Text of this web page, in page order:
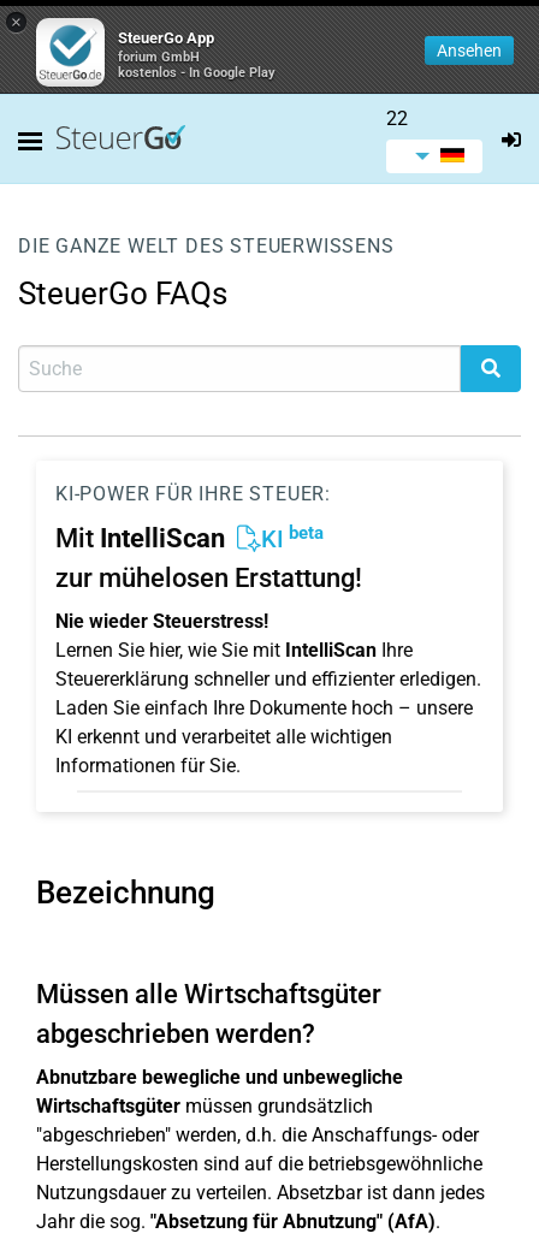
×
SteuerGo App
forium GmbH
kostenlos - In Google Play
Ansehen
22
DIE GANZE WELT DES STEUERWISSENS
SteuerGo FAQs
KI-POWER FÜR IHRE STEUER:
Mit IntelliScan KI beta
zur mühelosen Erstattung!
Nie wieder Steuerstress!
Lernen Sie hier, wie Sie mit IntelliScan Ihre
Steuererklärung schneller und effizienter erledigen.
Laden Sie einfach Ihre Dokumente hoch – unsere
KI erkennt und verarbeitet alle wichtigen
Informationen für Sie.
Bezeichnung
Müssen alle Wirtschaftsgüter
abgeschrieben werden?
Abnutzbare bewegliche und unbewegliche
Wirtschaftsgüter müssen grundsätzlich
"abgeschrieben" werden, d.h. die Anschaffungs- oder
Herstellungskosten sind auf die betriebsgewöhnliche
Nutzungsdauer zu verteilen. Absetzbar ist dann jedes
Jahr die sog. "Absetzung für Abnutzung" (AfA).